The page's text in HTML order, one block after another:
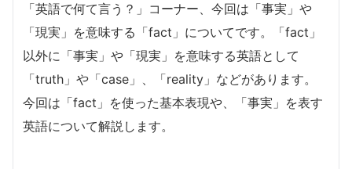
「英語で何て言う？」コーナー、今回は「事実」や
「現実」を意味する「fact」についてです。「fact」
以外に「事実」や「現実」を意味する英語として
「truth」や「case」、「reality」などがあります。
今回は「fact」を使った基本表現や、「事実」を表す
英語について解説します。